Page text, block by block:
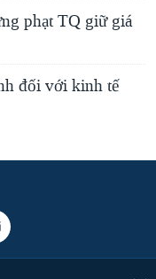
phạt TQ giữ giá
đối với kinh tế